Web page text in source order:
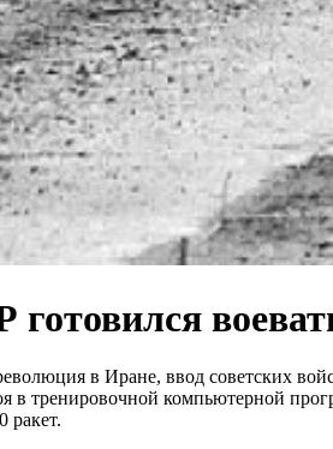
в Иране, ввод советских
тренировочной компьютерной
ракет.